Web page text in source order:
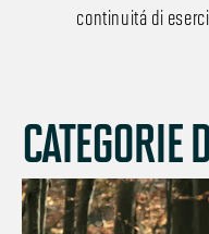
continuità di
CATEGORIE